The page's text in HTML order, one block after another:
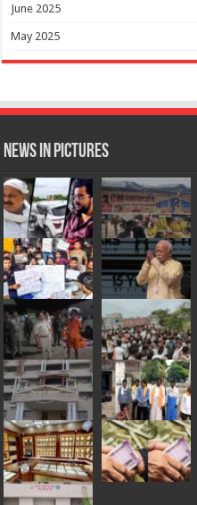
June 2025
May 2025
News in Pictures